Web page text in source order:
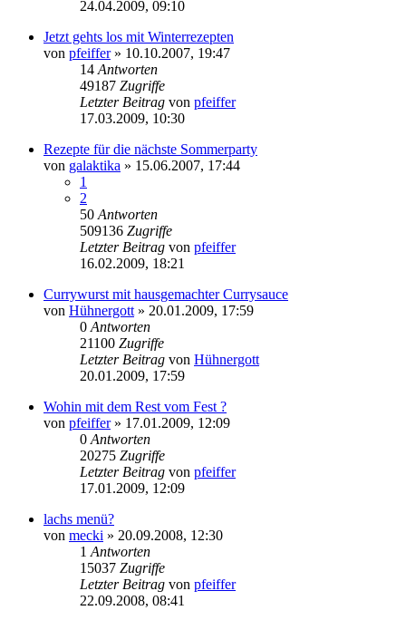
24.04.2009, 09:10
Jetzt gehts los mit Winterrezepten
von pfeiffer» 10.10.2007, 19:47
14 Antworten
49187 Zugriffe
Letzter Beitrag von pfeiffer
17.03.2009, 10:30
Rezepte für die nächste Sommerparty
von galaktika » 15.06.2007, 17:44
1
2
50 Antworten
509136 Zugriffe
Letzter Beitrag von pfeiffer
16.02.2009, 18:21
Currywurst mit hausgemachter Currysauce
von Hühnergott » 20.01.2009, 17:59
0 Antworten
21100 Zugriffe
Letzter Beitrag von Hühnergott
20.01.2009, 17:59
Wohin mit dem Rest vom Fest ?
von pfeiffer» 17.01.2009, 12:09
0 Antworten
20275 Zugriffe
Letzter Beitrag von pfeiffer
17.01.2009, 12:09
lachs menü?
von mecki » 20.09.2008, 12:30
1 Antworten
15037 Zugriffe
Letzter Beitrag von pfeiffer
22.09.2008, 08:41